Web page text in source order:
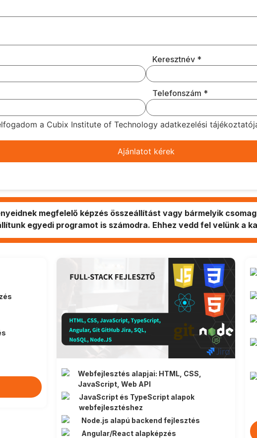
Keresztnév *
Telefonszám *
a Cubix Institute of Technology adatkezelési
Ajánlatot kérek
megfelelő képzés összeállítást vagy bármelyik
egyedi programot is számodra. Ehhez vedd fel velünk a
Webfejlesztés alapjai: HTML, CSS,
JavaScript, Web API
JavaScript és TypeScript alapok
webfejlesztéshez
Node.js alapú backend fejlesztés
Angular/React alapképzés